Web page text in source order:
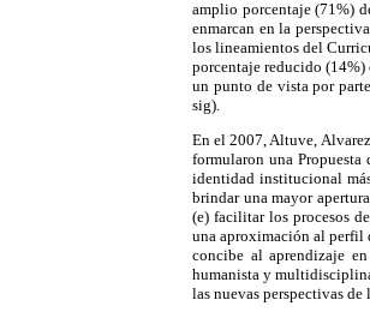
amplio porcentaje (71%)
enmarcan en la
los lineamientos del
porcentaje reducido (14%)
un punto de vista por
sig).
En el 2007, Altuve,
formularon una
identidad institucional
brindar una mayor
(e) facilitar los procesos
una aproximación al perfil
concibe al aprendizaje
humanista y
las nuevas perspectivas